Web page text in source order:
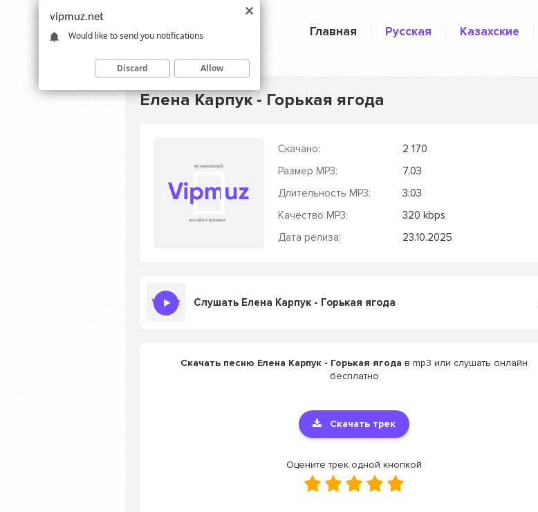
Главная Русская Казахские
Елена Карпук - Горькая ягода
Скачано:
2 170
Размер MP3:
7.03
Длительность MP3:
3:03
Качество MP3:
320 kbps
Дата релиза:
23.10.2025
Слушать Елена Карпук - Горькая ягода
Скачать песню Елена Карпук - Горькая ягода в mp3 или слушать онлайн
бесплатно
Скачать трек
Оцените трек одной кнопкой
vipmuz.net
Would like to send you notifications
Discard Allow